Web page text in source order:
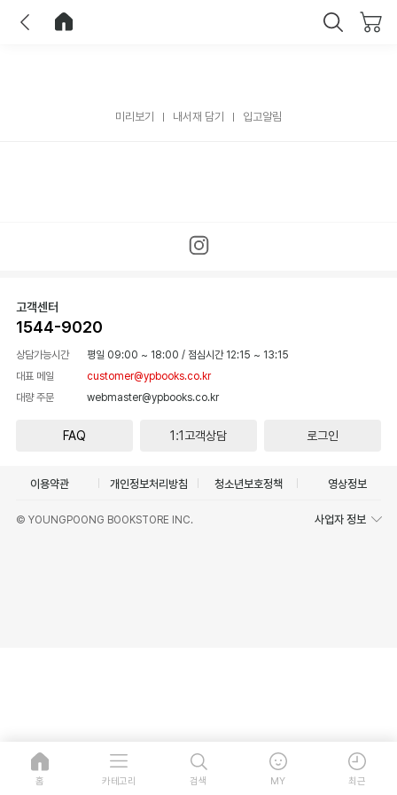
미리보기 내서재 담기 입고알림
고객센터
1544-9020
상담가능시간 평일 09:00 ~ 18:00 / 점심시간 12:15 ~ 13:15
대표 메일
customer@ypbooks.co.kr
대량 주문
webmaster@ypbooks.co.kr
FAQ 1:1고객상담 로그인
이용약관 개인정보처리방침 청소년보호정책 영상정보
© YOUNGPOONG BOOKSTORE INC. 사업자 정보
홈 카테고리 검색 MY 최근